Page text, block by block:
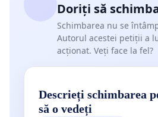
Doriți să
Schimbarea nu se
Autorul acestei petiții a
acționat. Veți face la fel?
Descrieți schimbarea
să o vedeți